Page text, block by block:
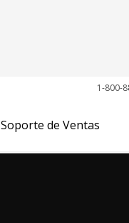
1-800-
Soporte de Ventas